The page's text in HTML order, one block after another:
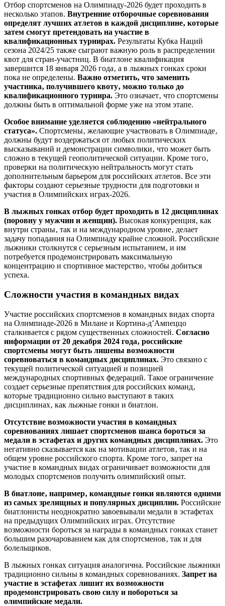
Отбор спортсменов на Олимпиаду-2026 будет проходить в
несколько этапов. Внутренние отборочные соревнования
определят лучших атлетов в каждой дисциплине‚ которые
затем смогут претендовать на участие в
квалификационных турнирах. Результаты Кубка Наций
сезона 2024/25 также сыграют важную роль в распределении
квот для стран-участниц. В биатлоне квалификация
завершится 18 января 2026 года‚ а в лыжных гонках сроки
пока не определены. Важно отметить‚ что заменить
участника‚ получившего квоту‚ можно только до
квалификационного турнира. Это означает‚ что спортсмены
должны быть в оптимальной форме уже на этом этапе.
Особое внимание уделяется соблюдению «нейтрального
статуса». Спортсмены‚ желающие участвовать в Олимпиаде‚
должны будут воздержаться от любых политических
высказываний и демонстрации символики‚ что может быть
сложно в текущей геополитической ситуации. Кроме того‚
проверки на политическую нейтральность могут стать
дополнительным барьером для российских атлетов. Все эти
факторы создают серьезные трудности для подготовки и
участия в Олимпийских играх-2026.
В лыжных гонках отбор будет проходить в 12 дисциплинах
(поровну у мужчин и женщин). Высокая конкуренция‚ как
внутри страны‚ так и на международном уровне‚ делает
задачу попадания на Олимпиаду крайне сложной. Российские
лыжники столкнутся с серьезным испытанием‚ и им
потребуется продемонстрировать максимальную
концентрацию и спортивное мастерство‚ чтобы добиться
успеха.
Сложности участия в командных видах
Участие российских спортсменов в командных видах спорта
на Олимпиаде-2026 в Милане и Кортина-д’Ампеццо
сталкивается с рядом существенных сложностей. Согласно
информации от 20 декабря 2024 года‚ российские
спортсмены могут быть лишены возможности
соревноваться в командных дисциплинах. Это связано с
текущей политической ситуацией и позицией
международных спортивных федераций. Такое ограничение
создает серьезные препятствия для российских команд‚
которые традиционно сильно выступают в таких
дисциплинах‚ как лыжные гонки и биатлон.
Отсутствие возможности участия в командных
соревнованиях лишает спортсменов шанса бороться за
медали в эстафетах и других командных дисциплинах. Это
негативно сказывается как на мотивации атлетов‚ так и на
общем уровне российского спорта. Кроме того‚ запрет на
участие в командных видах ограничивает возможности для
молодых спортсменов получить олимпийский опыт.
В биатлоне‚ например‚ командные гонки являются одними
из самых зрелищных и популярных дисциплин. Российские
биатлонисты неоднократно завоевывали медали в эстафетах
на предыдущих Олимпийских играх. Отсутствие
возможности бороться за награды в командных гонках станет
большим разочарованием как для спортсменов‚ так и для
болельщиков.
В лыжных гонках ситуация аналогична. Российские лыжники
традиционно сильны в командных соревнованиях. Запрет на
участие в эстафетах лишит их возможности
продемонстрировать свою силу и побороться за
олимпийские медали.